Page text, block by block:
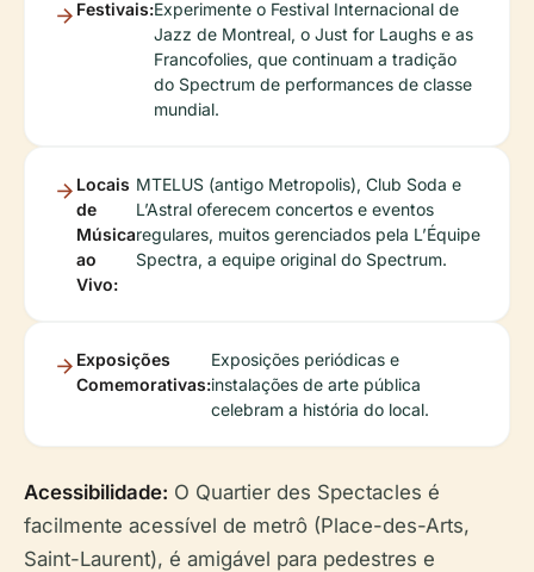
Festivais:Experimente o Festival Internacional de
Jazz de Montreal, o Just for Laughs e as
Francofolies, que continuam a tradição
do Spectrum de performances de classe
mundial.
Locais
de
Música
ao
Vivo:
MTELUS (antigo Metropolis), Club Soda e
L’Astral oferecem concertos e eventos
regulares, muitos gerenciados pela L’Équipe
Spectra, a equipe original do Spectrum.
Exposições
Comemorativas:
Exposições periódicas e
instalações de arte pública
celebram a história do local.
Acessibilidade: O Quartier des Spectacles é
facilmente acessível de metrô (Place-des-Arts,
Saint-Laurent), é amigável para pedestres e